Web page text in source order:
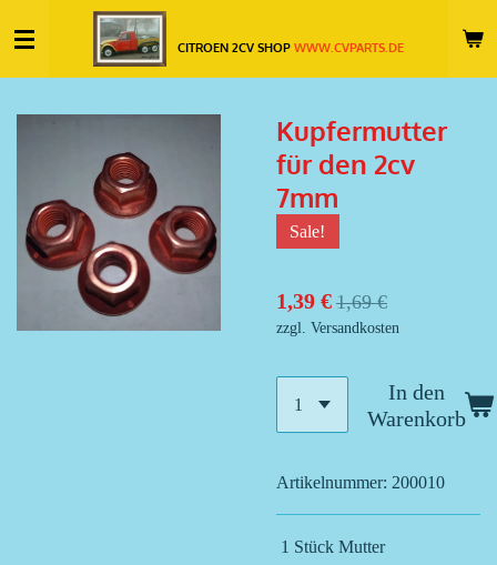
Hauptinhalt
springen
CITROEN 2CV SHOPWWW.CVPARTS.DE
Kupfermutter
für den 2cv
7mm
Sale!
1,39 € 1,69 €
zzgl. Versandkosten
In den
Warenkorb
Artikelnummer: 200010
1 Stück Mutter